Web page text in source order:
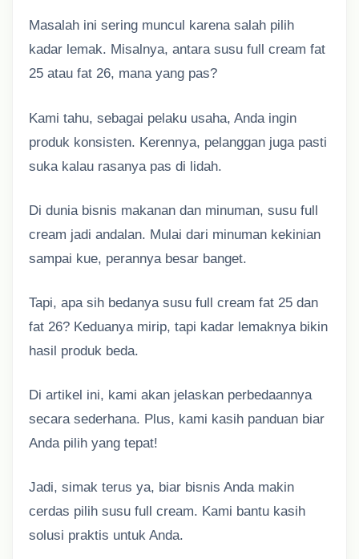
Masalah ini sering muncul karena salah pilih
kadar lemak. Misalnya, antara susu full cream fat
25 atau fat 26, mana yang pas?
Kami tahu, sebagai pelaku usaha, Anda ingin
produk konsisten. Kerennya, pelanggan juga pasti
suka kalau rasanya pas di lidah.
Di dunia bisnis makanan dan minuman, susu full
cream jadi andalan. Mulai dari minuman kekinian
sampai kue, perannya besar banget.
Tapi, apa sih bedanya susu full cream fat 25 dan
fat 26? Keduanya mirip, tapi kadar lemaknya bikin
hasil produk beda.
Di artikel ini, kami akan jelaskan perbedaannya
secara sederhana. Plus, kami kasih panduan biar
Anda pilih yang tepat!
Jadi, simak terus ya, biar bisnis Anda makin
cerdas pilih susu full cream. Kami bantu kasih
solusi praktis untuk Anda.